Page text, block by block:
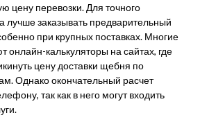
цену перевозки. Для точного
заказывать предварительный
при крупных поставках. Многие
онлайн-калькуляторы на сайтах, где
цену доставки щебня по
Однако окончательный расчет
так как в него могут входить